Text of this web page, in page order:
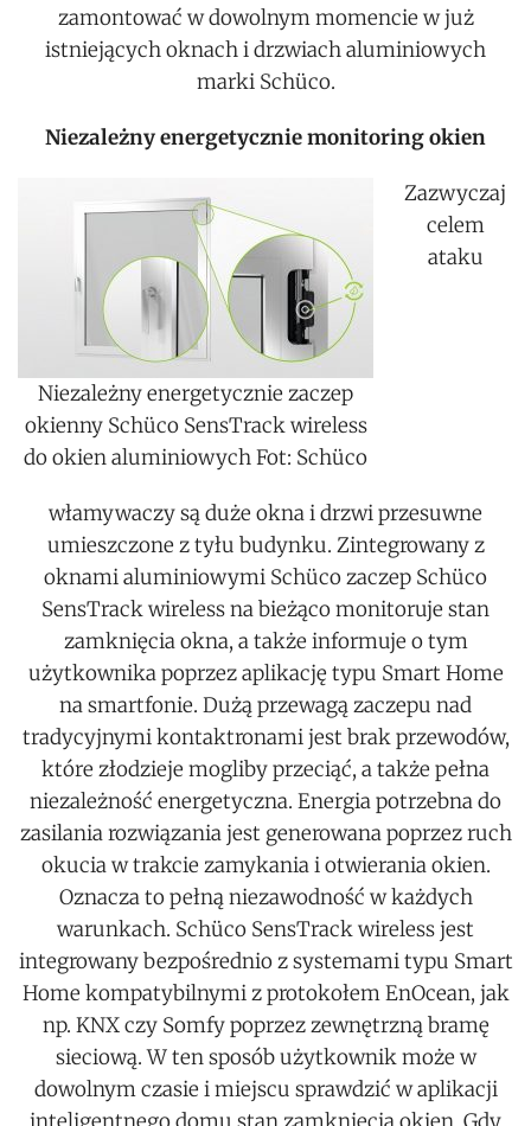
zamontować w dowolnym momencie w już
istniejących oknach i drzwiach aluminiowych
marki Schüco.
Niezależny energetycznie monitoring okien
Niezależny energetycznie zaczep
okienny Schüco SensTrack wireless
do okien aluminiowych Fot: Schüco
Zazwyczaj
celem
ataku
włamywaczy są duże okna i drzwi przesuwne
umieszczone z tyłu budynku. Zintegrowany z
oknami aluminiowymi Schüco zaczep Schüco
SensTrack wireless na bieżąco monitoruje stan
zamknięcia okna, a także informuje o tym
użytkownika poprzez aplikację typu Smart Home
na smartfonie. Dużą przewagą zaczepu nad
tradycyjnymi kontaktronami jest brak przewodów,
które złodzieje mogliby przeciąć, a także pełna
niezależność energetyczna. Energia potrzebna do
zasilania rozwiązania jest generowana poprzez ruch
okucia w trakcie zamykania i otwierania okien.
Oznacza to pełną niezawodność w każdych
warunkach. Schüco SensTrack wireless jest
integrowany bezpośrednio z systemami typu Smart
Home kompatybilnymi z protokołem EnOcean, jak
np. KNX czy Somfy poprzez zewnętrzną bramę
sieciową. W ten sposób użytkownik może w
dowolnym czasie i miejscu sprawdzić w aplikacji